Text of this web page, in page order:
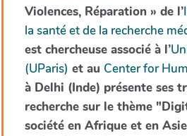
Violences, Réparation » de l’
la santé et de la recherche
est chercheuse associé à l’
(UParis) et au Center for
à Delhi (Inde) présente ses
recherche sur le thème
société en Afrique et en